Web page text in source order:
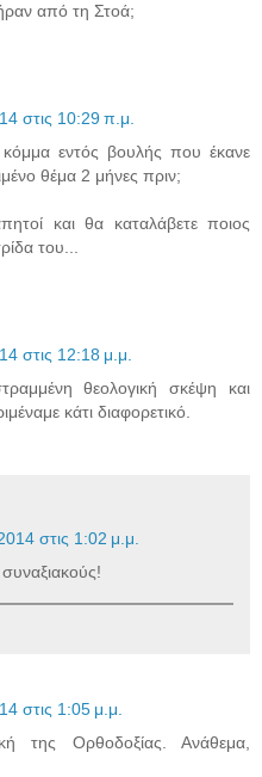
από τη Στοά;
στις 10:29 π.μ.
κόμμα εντός βουλής που έκανε
θέμα 2 μήνες πριν;
και θα καταλάβετε ποιος
του...
στις 12:18 μ.μ.
θεολογική σκέψη και
κάτι διαφορετικό.
στις 1:02 μ.μ.
στις 1:05 μ.μ.
της Ορθοδοξίας. Ανάθεμα,